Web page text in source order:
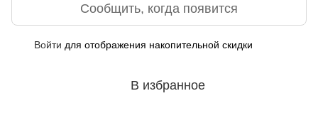
Сообщить, когда появится
Войти для отображения накопительной скидки
В избранное